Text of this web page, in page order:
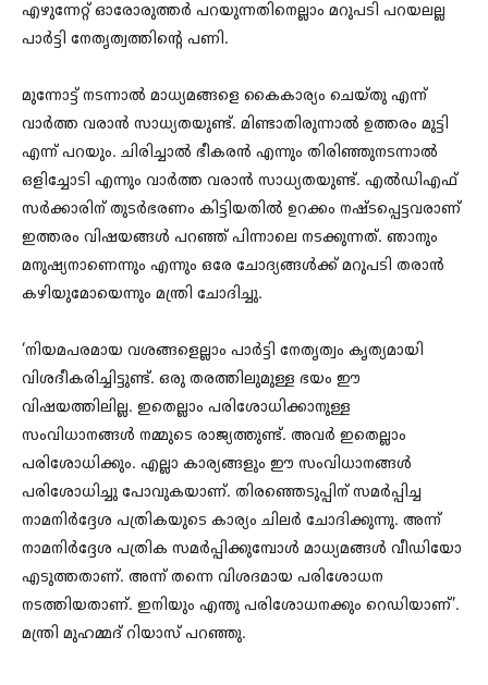
എഴുന്നേറ്റ് ഓരോരുത്തർ പറയുന്നതിനെല്ലാം മറുപടി പറയലല്ല
പാർട്ടി നേതൃത്വത്തിന്റെ പണി.
മുന്നോട്ട് നടന്നാൽ മാധ്യമങ്ങളെ കൈകാര്യം ചെയ്തു എന്ന്
വാർത്ത വരാൻ സാധ്യതയുണ്ട്. മിണ്ടാതിരുന്നാൽ ഉത്തരം മുട്ടി
എന്ന് പറയും. ചിരിച്ചാൽ‌ ഭീകരൻ എന്നും തിരിഞ്ഞുനടന്നാൽ
ഒളിച്ചോടി എന്നും വാർത്ത വരാൻ സാധ്യതയുണ്ട്. എൽഡിഎഫ്
സർക്കാരിന് തുടർഭരണം കിട്ടിയതിൽ ഉറക്കം നഷ്ടപ്പെട്ടവരാണ്
ഇത്തരം വിഷയങ്ങൾ പറഞ്ഞ് പിന്നാലെ നടക്കുന്നത്. ഞാനും
മനുഷ്യനാണെന്നും എന്നും ഒരേ ചോദ്യങ്ങൾക്ക് മറുപടി തരാൻ
കഴിയുമോയെന്നും മന്ത്രി ചോദിച്ചു.
‘നിയമപരമായ വശങ്ങളെല്ലാം പാർട്ടി നേതൃത്വം കൃത്യമായി
വിശദീകരിച്ചിട്ടുണ്ട്. ഒരു തരത്തിലുമുള്ള ഭയം ഈ
വിഷയത്തിലില്ല. ഇതെല്ലാം പരിശോധിക്കാനുള്ള
സംവിധാനങ്ങൾ നമ്മുടെ രാജ്യത്തുണ്ട്. അവർ ഇതെല്ലാം
പരിശോധിക്കും. എല്ലാ കാര്യങ്ങളും ഈ സംവിധാനങ്ങൾ
പരിശോധിച്ചു പോവുകയാണ്. തിരഞ്ഞെടുപ്പിന് സമർപ്പിച്ച
നാമനിർദ്ദേശ പത്രികയുടെ കാര്യം ചിലർ‌ ചോദിക്കുന്നു. അന്ന്
നാമനിർദ്ദേശ പത്രിക സമർപ്പിക്കുമ്പോൾ മാധ്യമങ്ങൾ വീ‍ഡിയോ
എടുത്തതാണ്. അന്ന് തന്നെ വിശദമായ പരിശോധന
നടത്തിയതാണ്. ഇനിയും എന്തു പരിശോധനക്കും റെഡിയാണ്’.
മന്ത്രി മുഹമ്മദ് റിയാസ് പറഞ്ഞു.